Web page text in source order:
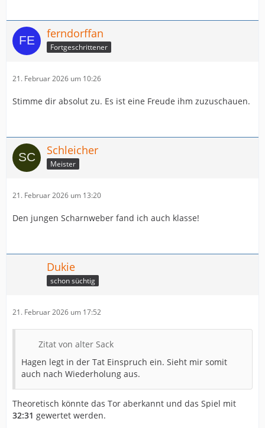
ferndorffan
Fortgeschrittener
21. Februar 2026 um 10:26
Stimme dir absolut zu. Es ist eine Freude ihm zuzuschauen.
Schleicher
Meister
21. Februar 2026 um 13:20
Den jungen Scharnweber fand ich auch klasse!
Dukie
schon süchtig
21. Februar 2026 um 17:52
Zitat von alter Sack
Hagen legt in der Tat Einspruch ein. Sieht mir somit
auch nach Wiederholung aus.
Theoretisch könnte das Tor aberkannt und das Spiel mit
32:31 gewertet werden.